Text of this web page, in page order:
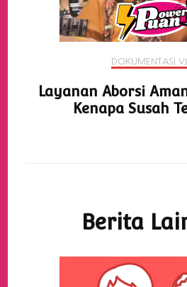
DOKUMENTASI
Layanan Aborsi
Kenapa Susah
Berita